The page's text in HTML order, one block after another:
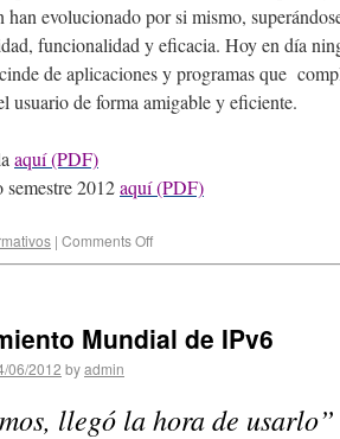
han evolucionado por si mismo,
funcionalidad y eficacia. Hoy en día
de aplicaciones y programas que
usuario de forma amigable y eficiente.
aquí (PDF)
2012aquí (PDF)
| Comments Off
Mundial de IPv6
06/2012 byadmin
llegó la hora de usarlo”